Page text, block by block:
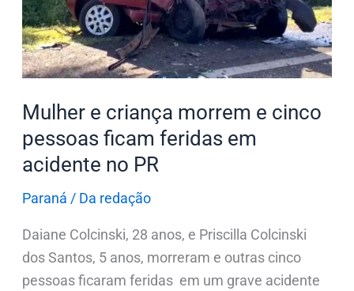
Mulher e criança morrem e cinco
pessoas ficam feridas em
acidente no PR
Paraná / Da redação
Daiane Colcinski, 28 anos, e Priscilla Colcinski
dos Santos, 5 anos, morreram e outras cinco
pessoas ficaram feridas em um grave acidente
cinco
pessoas
ficam
feridas
em
acidente
no
PR